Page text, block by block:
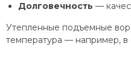
Долговечность —
Утепленные подъемные
температура — например, в